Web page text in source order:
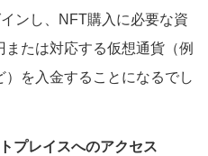
ンし、NFT購入に必要な資
たは対応する仮想通貨（例
）を入金することになるでし
プレイスへのアクセス